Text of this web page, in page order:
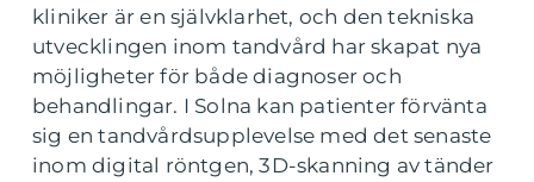
kliniker är en självklarhet, och den tekniska
utvecklingen inom tandvård har skapat nya
möjligheter för både diagnoser och
behandlingar. I Solna kan patienter förvänta
sig en tandvårdsupplevelse med det senaste
inom digital röntgen, 3D-skanning av tänder